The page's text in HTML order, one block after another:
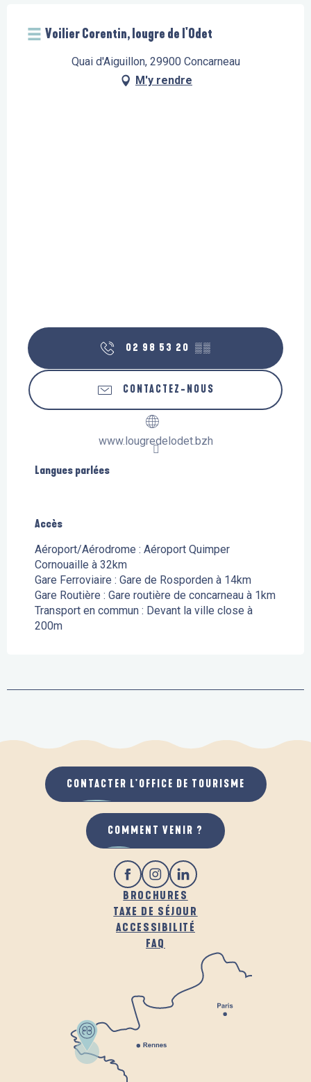
Voilier Corentin, lougre de l'Odet
Quai d'Aiguillon, 29900 Concarneau
M'y rendre
02 98 53 20 ▒▒
CONTACTEZ-NOUS
www.lougredelodet.bzh
Langues parlées
Langues parlées
Accès
Accès
Aéroport/Aérodrome : Aéroport Quimper
Cornouaille à 32km
Gare Ferroviaire : Gare de Rosporden à 14km
Gare Routière : Gare routière de concarneau à 1km
Transport en commun : Devant la ville close à
200m
BROCHURES
TAXE DE SÉJOUR
ACCESSIBILITÉ
FAQ
CONTACTER L'OFFICE DE TOURISME
COMMENT VENIR ?